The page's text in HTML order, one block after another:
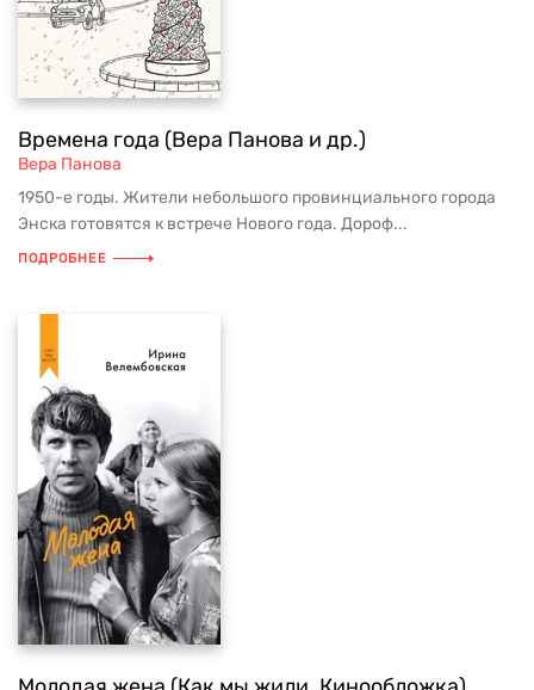
Времена года (Вера Панова и др.)
Вера Панова
1950-е годы. Жители небольшого провинциального города
Энска готовятся к встрече Нового года. Дороф...
ПОДРОБНЕЕ